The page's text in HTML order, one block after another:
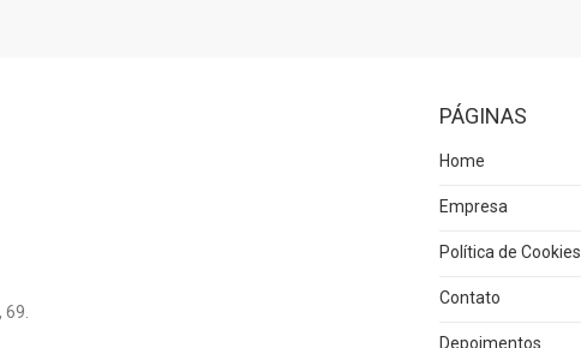
PÁGINAS
Home
Empresa
Política de Cookies
Contato
Depoimentos